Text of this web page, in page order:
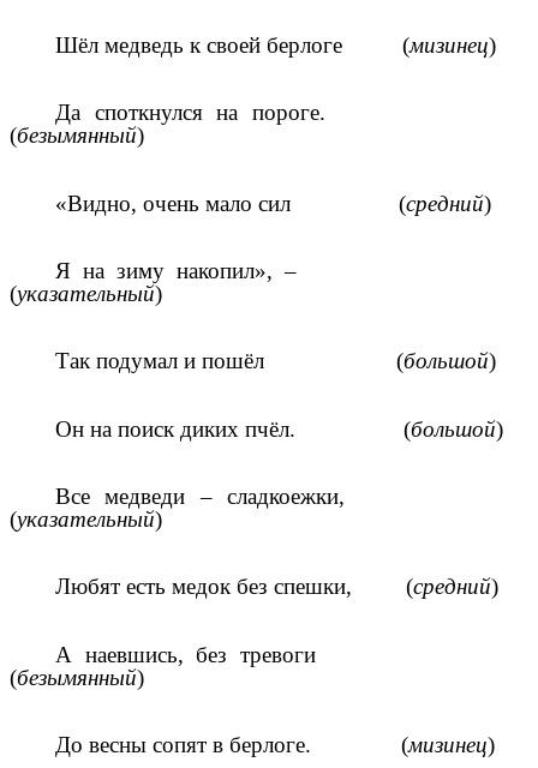
Шёл медведь к своей берлоге (мизинец)
Да споткнулся на пороге.
(безымянный)
«Видно, очень мало сил (средний)
Я на зиму накопил», –
(указательный)
Так подумал и пошёл (большой)
Он на поиск диких пчёл. (большой)
Все медведи – сладкоежки,
(указательный)
Любят есть медок без спешки, (средний)
А наевшись, без тревоги
(безымянный)
До весны сопят в берлоге. (мизинец)